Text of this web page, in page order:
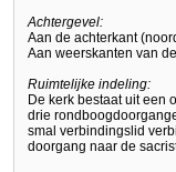
Achtergevel:
Aan de achterkant
Aan weerskanten van
Ruimtelijke indeling:
De kerk bestaat uit een
drie
smal verbindingslid
doorgang naar de